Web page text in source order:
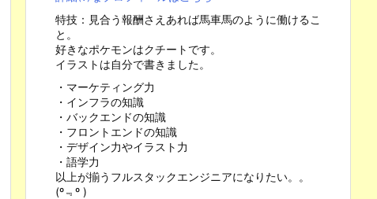
特技：見合う報酬さえあれば馬車馬のように働けるこ
と。
好きなポケモンはクチートです。
イラストは自分で書きました。
・マーケティング力
・インフラの知識
・バックエンドの知識
・フロントエンドの知識
・デザイン力やイラスト力
・語学力
以上が揃うフルスタックエンジニアになりたい。。
(º﹃º )